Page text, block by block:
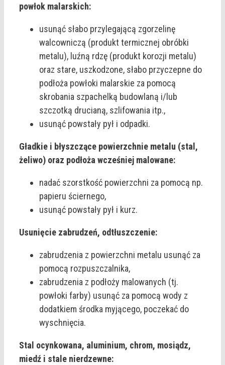
powłok malarskich:
usunąć słabo przylegającą zgorzelinę
walcowniczą (produkt termicznej obróbki
metalu), luźną rdzę (produkt korozji metalu)
oraz stare, uszkodzone, słabo przyczepne do
podłoża powłoki malarskie za pomocą
skrobania szpachelką budowlaną i/lub
szczotką drucianą, szlifowania itp.,
usunąć powstały pył i odpadki.
Gładkie i błyszczące powierzchnie metalu (stal,
żeliwo) oraz podłoża wcześniej malowane:
nadać szorstkość powierzchni za pomocą np.
papieru ściernego,
usunąć powstały pył i kurz.
Usunięcie zabrudzeń, odtłuszczenie:
zabrudzenia z powierzchni metalu usunąć za
pomocą rozpuszczalnika,
zabrudzenia z podłoży malowanych (tj.
powłoki farby) usunąć za pomocą wody z
dodatkiem środka myjącego, poczekać do
wyschnięcia.
Stal ocynkowana, aluminium, chrom, mosiądz,
miedź i stale nierdzewne: